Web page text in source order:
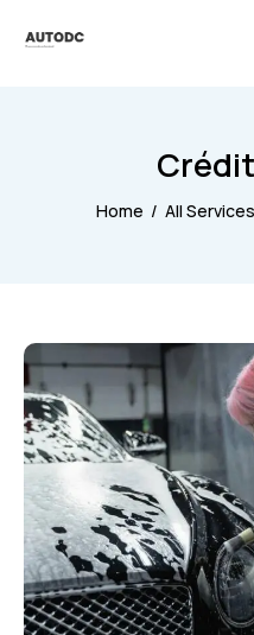
Home All Services